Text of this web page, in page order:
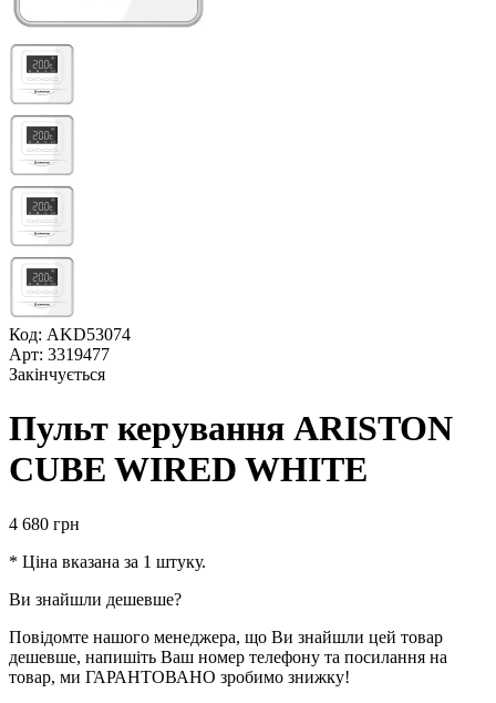
Код: AKD53074
Арт: 3319477
Закінчується
Пульт керування ARISTON
CUBE WIRED WHITE
4 680 грн
* Ціна вказана за 1 штуку.
Ви знайшли дешевше?
Повідомте нашого менеджера, що Ви знайшли цей товар
дешевше, напишіть Ваш номер телефону та посилання на
товар, ми ГАРАНТОВАНО зробимо знижку!